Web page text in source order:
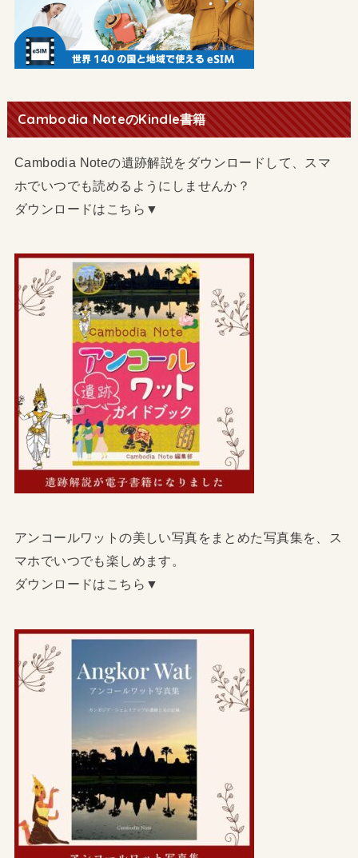
Cambodia NoteのKindle書籍
Cambodia Noteの遺跡解説をダウンロードして、スマ
ホでいつでも読めるようにしませんか？
ダウンロードはこちら▼
アンコールワットの美しい写真をまとめた写真集を、ス
マホでいつでも楽しめます。
ダウンロードはこちら▼